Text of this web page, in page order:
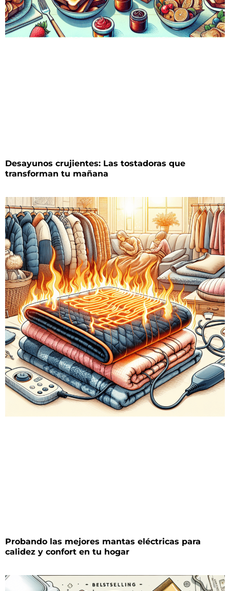
Desayunos crujientes: Las tostadoras que
transforman tu mañana
Probando las mejores mantas eléctricas para
calidez y confort en tu hogar